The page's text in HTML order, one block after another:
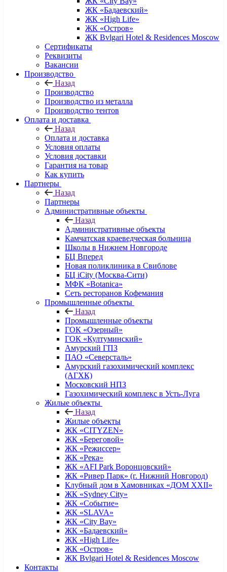
ЖК «Бадаевский»
ЖК «High Life»
ЖК «Остров»
ЖК Bvlgari Hotel & Residences Moscow
Сертификаты
Реквизиты
Вакансии
Производство
Назад
Производство
Производство из металла
Производство тентов
Оплата и доставка
Назад
Оплата и доставка
Условия оплаты
Условия доставки
Гарантия на товар
Как купить
Партнеры
Назад
Партнеры
Административные объекты
Назад
Административные объекты
Камчатская краеведческая больница
Школы в Нижнем Новгороде
БЦ Вперед
Новая поликлиника в Свиблове
БЦ iCity (Москва-Сити)
МФК «Botanica»
Сеть ресторанов Кофемания
Промышленные объекты
Назад
Промышленные объекты
ГОК «Озерный»
ГОК «Култуминский»
Амурский ГПЗ
ПАО «Северсталь»
Амурский газохимический комплекс
(АГХК)
Московский НПЗ
Газохимический комплекс в Усть-Луга
Жилые объекты
Назад
Жилые объекты
ЖК «CITYZEN»
ЖК «Береговой»
ЖК «Режиссер»
ЖК «Река»
ЖК «AFI Park Воронцовский»
ЖК «Ривер Парк» (г. Нижний Новгород)
Клубный дом в Хамовниках «ДОМ XXII»
ЖК «Sydney City»
ЖК «Событие»
ЖК «SLAVA»
ЖК «City Bay»
ЖК «Бадаевский»
ЖК «High Life»
ЖК «Остров»
ЖК Bvlgari Hotel & Residences Moscow
Контакты